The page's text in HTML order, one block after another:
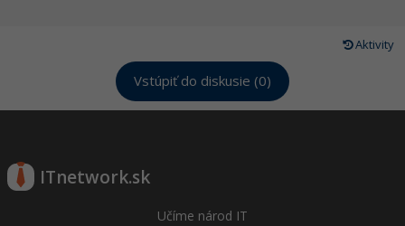
Aktivity
Vstúpiť do diskusie (0)
ITnetwork.sk
Učíme národ IT